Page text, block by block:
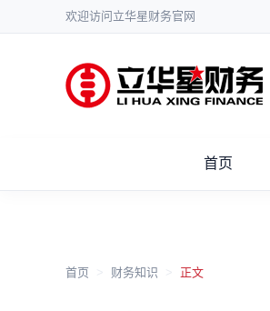
欢迎访问立华星财务官网
首页
首页 财务知识 正文